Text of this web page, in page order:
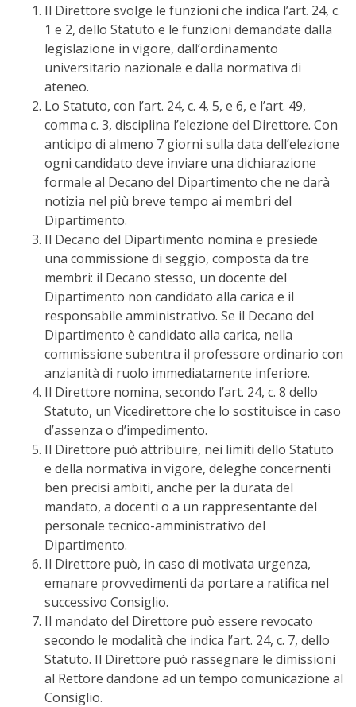
Il Direttore svolge le funzioni che indica l’art. 24, c.
1 e 2, dello Statuto e le funzioni demandate dalla
legislazione in vigore, dall’ordinamento
universitario nazionale e dalla normativa di
ateneo.
Lo Statuto, con l’art. 24, c. 4, 5, e 6, e l’art. 49,
comma c. 3, disciplina l’elezione del Direttore. Con
anticipo di almeno 7 giorni sulla data dell’elezione
ogni candidato deve inviare una dichiarazione
formale al Decano del Dipartimento che ne darà
notizia nel più breve tempo ai membri del
Dipartimento.
Il Decano del Dipartimento nomina e presiede
una commissione di seggio, composta da tre
membri: il Decano stesso, un docente del
Dipartimento non candidato alla carica e il
responsabile amministrativo. Se il Decano del
Dipartimento è candidato alla carica, nella
commissione subentra il professore ordinario con
anzianità di ruolo immediatamente inferiore.
Il Direttore nomina, secondo l’art. 24, c. 8 dello
Statuto, un Vicedirettore che lo sostituisce in caso
d’assenza o d’impedimento.
Il Direttore può attribuire, nei limiti dello Statuto
e della normativa in vigore, deleghe concernenti
ben precisi ambiti, anche per la durata del
mandato, a docenti o a un rappresentante del
personale tecnico-amministrativo del
Dipartimento.
Il Direttore può, in caso di motivata urgenza,
emanare provvedimenti da portare a ratifica nel
successivo Consiglio.
Il mandato del Direttore può essere revocato
secondo le modalità che indica l’art. 24, c. 7, dello
Statuto. Il Direttore può rassegnare le dimissioni
al Rettore dandone ad un tempo comunicazione al
Consiglio.